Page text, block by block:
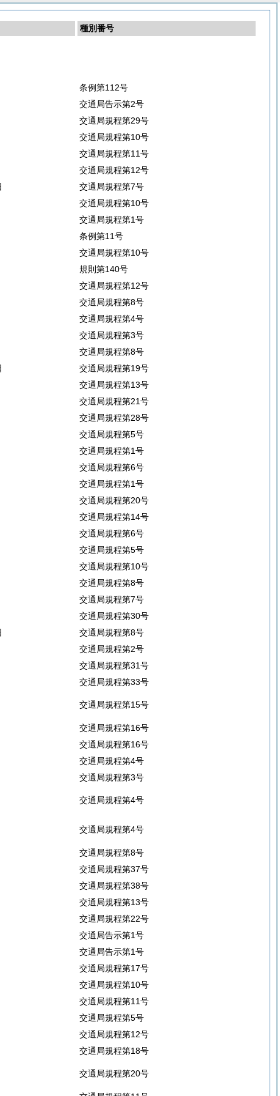
種別番号
条例第112号
交通局告示第2号
交通局規程第29号
交通局規程第10号
交通局規程第11号
交通局規程第12号
交通局規程第7号
交通局規程第10号
交通局規程第1号
条例第11号
交通局規程第10号
規則第140号
交通局規程第12号
交通局規程第8号
交通局規程第4号
交通局規程第3号
交通局規程第8号
交通局規程第19号
交通局規程第13号
交通局規程第21号
交通局規程第28号
交通局規程第5号
交通局規程第1号
交通局規程第6号
交通局規程第1号
交通局規程第20号
交通局規程第14号
交通局規程第6号
交通局規程第5号
交通局規程第10号
交通局規程第8号
交通局規程第7号
交通局規程第30号
交通局規程第8号
交通局規程第2号
交通局規程第31号
交通局規程第33号
交通局規程第15号
交通局規程第16号
交通局規程第16号
交通局規程第4号
交通局規程第3号
交通局規程第4号
交通局規程第4号
交通局規程第8号
交通局規程第37号
交通局規程第38号
交通局規程第13号
交通局規程第22号
交通局告示第1号
交通局告示第1号
交通局規程第17号
交通局規程第10号
交通局規程第11号
交通局規程第5号
交通局規程第12号
交通局規程第18号
交通局規程第20号